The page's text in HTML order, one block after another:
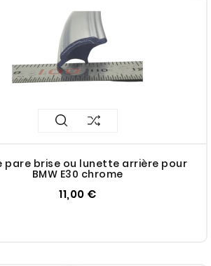
pare brise ou lunette arrière pour
BMW E30 chrome
11,00 €